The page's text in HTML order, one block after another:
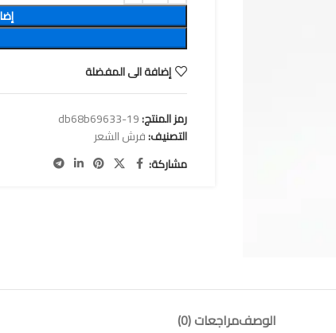
إضافة الى المفضلة
رمز المنتج:db68b69633-19
التصنيف:فرش الشعر
مشاركة:
الوصفمراجعات (0)